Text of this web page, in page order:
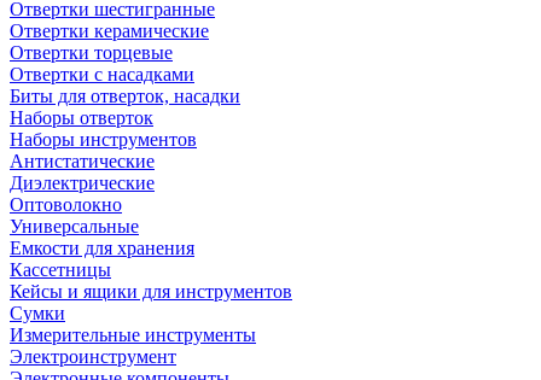
Отвертки шестигранные
Отвертки керамические
Отвертки торцевые
Отвертки с насадками
Биты для отверток, насадки
Наборы отверток
Наборы инструментов
Антистатические
Диэлектрические
Оптоволокно
Универсальные
Емкости для хранения
Кассетницы
Кейсы и ящики для инструментов
Сумки
Измерительные инструменты
Электроинструмент